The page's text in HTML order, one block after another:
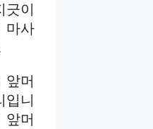
이
마사
머
니
머